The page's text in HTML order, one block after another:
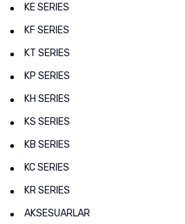
KE SERIES
KF SERIES
KT SERIES
KP SERIES
KH SERIES
KS SERIES
KB SERIES
KC SERIES
KR SERIES
AKSESUARLAR